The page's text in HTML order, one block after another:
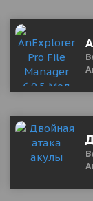
меню
Meditate)